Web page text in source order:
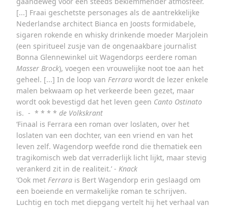
[...] Fraai geschetste personages als de aantrekkelijke
Nederlandse architect Bianca en Joosts formidabele,
sigaren rokende en whisky drinkende moeder Marjolein
(een spiritueel zusje van de ongenaakbare journalist
Bonna Glennewinkel uit Wagendorps eerdere roman
Masser Brock), voegen een vrouwelijke noot toe aan het
geheel. [...] In de loop van Ferrara wordt de lezer enkele
malen bekwaam op het verkeerde been gezet, maar
wordt ook bevestigd dat het leven geen Canto Ostinato
is. - * * * * de Volkskrant
‘Finaal is Ferrara een roman over loslaten, over het
loslaten van een dochter, van een vriend en van het
leven zelf. Wagendorp weefde rond die thematiek een
tragikomisch web dat verraderlijk licht lijkt, maar stevig
verankerd zit in de realiteit.’ - Knack
‘Ook met Ferrara is Bert Wagendorp erin geslaagd om
een boeiende en vermakelijke roman te schrijven.
Luchtig en toch met diepgang vertelt hij het verhaal van